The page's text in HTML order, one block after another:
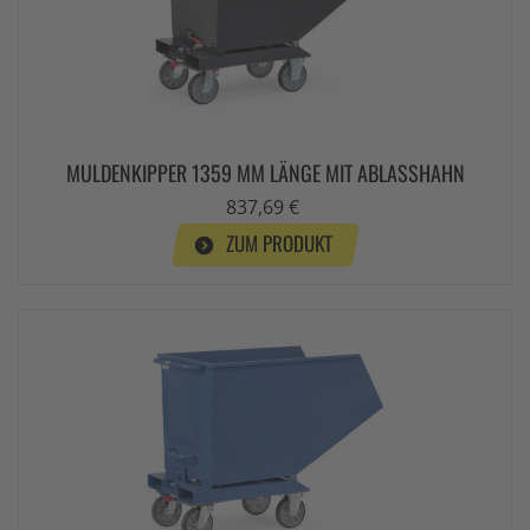
MULDENKIPPER 1359 MM LÄNGE MIT ABLASSHAHN
837,69 €
ZUM PRODUKT